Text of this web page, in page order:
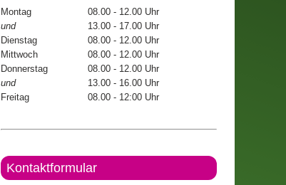
Montag
08.00 - 12.00 Uhr
und
13.00 - 17.00 Uhr
Dienstag
08.00 - 12.00 Uhr
Mittwoch
08.00 - 12.00 Uhr
Donnerstag
08.00 - 12.00 Uhr
und
13.00 - 16.00 Uhr
Freitag
08.00 - 12:00 Uhr
Kontaktformular